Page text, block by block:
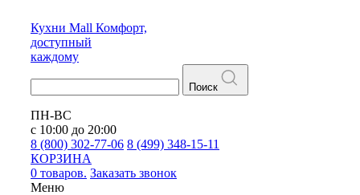
Кухни Mall Комфорт,
доступный
каждому
Поиск
ПН-ВС
с 10:00 до 20:00
8 (800) 302-77-06 8 (499) 348-15-11
КОРЗИНА
0 товаров. Заказать звонок
Меню